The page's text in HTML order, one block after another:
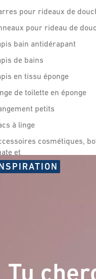
pour rideaux de
pour rideau de
bain antidérapant
de bains
en tissu éponge
de toilette en éponge
petits
à linge
cosmétiques,
et
pour salle de
et flexibles de
Tu